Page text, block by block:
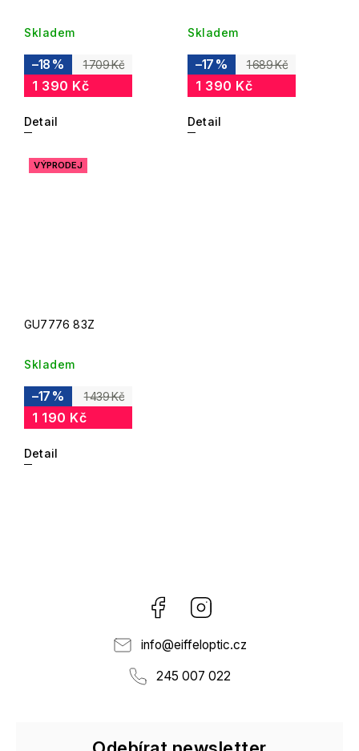
Skladem
1 709 Kč
–18 %
1 390 Kč
Detail
Skladem
1 689 Kč
–17 %
1 390 Kč
Detail
VÝPRODEJ
GU7776 83Z
Skladem
1 439 Kč
–17 %
1 190 Kč
Detail
Facebook
info@eiffeloptic.cz
245 007 022